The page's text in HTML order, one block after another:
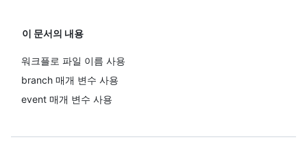
이 문서의 내용
워크플로 파일 이름 사용
branch 매개 변수 사용
event 매개 변수 사용